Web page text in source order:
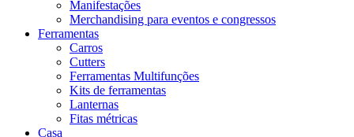
Manifestações
Merchandising para eventos e congressos
Ferramentas
Carros
Cutters
Ferramentas Multifunções
Kits de ferramentas
Lanternas
Fitas métricas
Casa